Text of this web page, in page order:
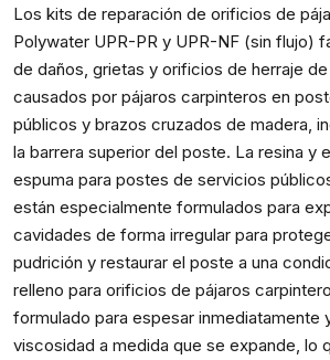
Los kits de reparación de orificios de
Polywater UPR-PR y UPR-NF (sin flujo)
de daños, grietas y orificios de herraje
causados por pájaros carpinteros en
públicos y brazos cruzados de madera,
la barrera superior del poste. La resina y
espuma para postes de servicios
están especialmente formulados para
cavidades de forma irregular para
pudrición y restaurar el poste a una
relleno para orificios de pájaros
formulado para espesar inmediatamente
viscosidad a medida que se expande, lo